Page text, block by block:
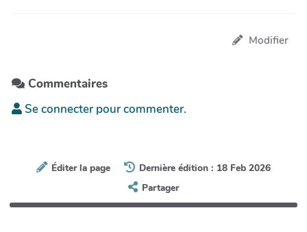
Modifier
Commentaires
Se connecter pour commenter.
Éditer la page
Dernière édition : 18 Feb 2026
Partager